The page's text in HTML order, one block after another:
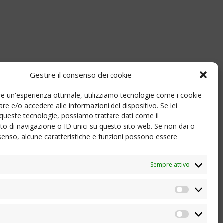
Gestire il consenso dei cookie
un'esperienza ottimale, utilizziamo tecnologie come i cookie
e/o accedere alle informazioni del dispositivo. Se lei
tecnologie, possiamo trattare dati come il
di navigazione o ID unici su questo sito web. Se non dai o
alcune caratteristiche e funzioni possono essere
Sempre attivo